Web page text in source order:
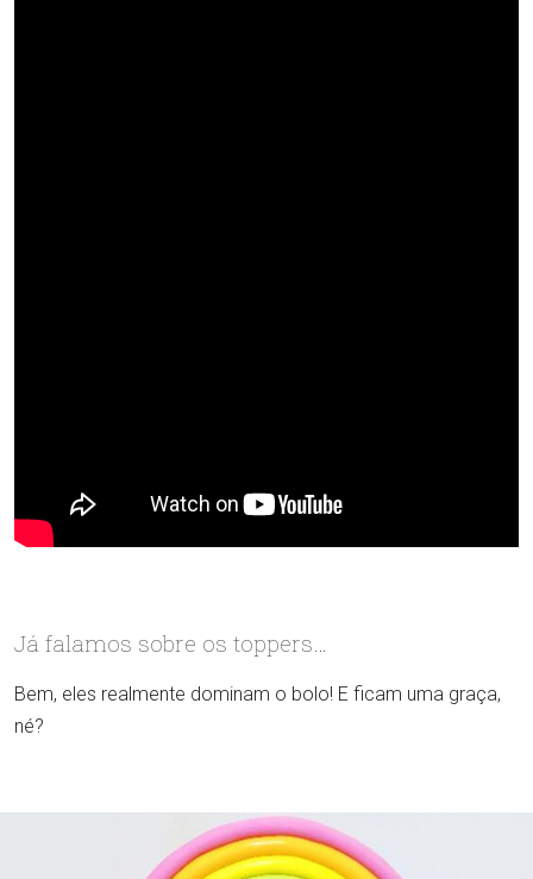
Já falamos sobre os toppers…
Bem, eles realmente dominam o bolo! E ficam uma graça,
né?